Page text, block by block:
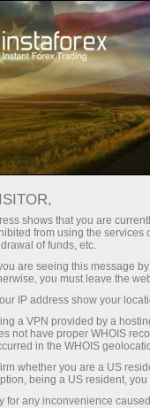
Pada
dokumen
antara
sangat
secara
perhatian.
wawasan
dan
shows that you are
from using the
of funds, etc.
are seeing this message
you must leave the
IP address show your
a VPN provided by a
not have proper WHOIS
in the WHOIS
whether you are a US
being a US resident,
for any inconvenience